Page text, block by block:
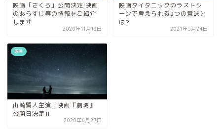
映画「さくら」公開決定!映画
のあらすじ等の情報をご紹介
します
2020年11月13日
映画タイタニックのラストシ
ーンで考えられる2つの意味と
は?
2021年5月24日
映画
山崎賢人主演‼︎映画『劇場』
公開日決定‼︎
2020年6月27日